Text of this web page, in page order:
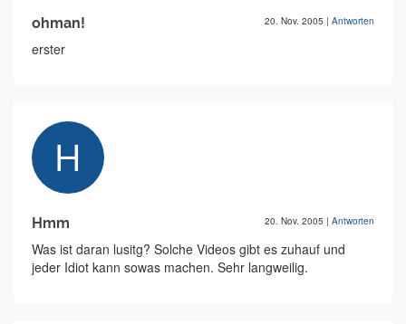
ohman! 20. Nov. 2005 | Antworten
erster
Hmm 20. Nov. 2005 | Antworten
Was ist daran lusitg? Solche Videos gibt es zuhauf und
jeder Idiot kann sowas machen. Sehr langweilig.